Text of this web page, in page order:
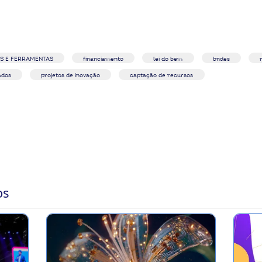
E FERRAMENTAS financiamento lei do bem bndes
projetos de inovação captação de recursos
uma marca líder